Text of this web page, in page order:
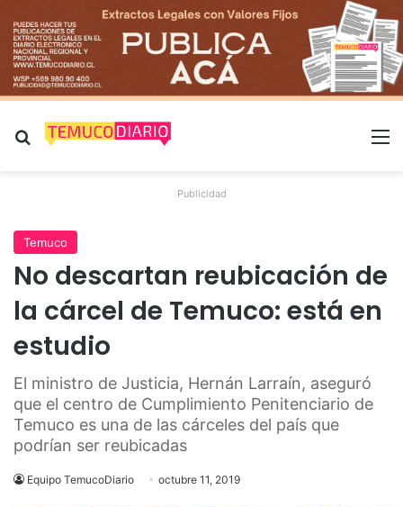
Buscar por
Publicidad
Temuco
No descartan reubicación de
la cárcel de Temuco: está en
estudio
El ministro de Justicia, Hernán Larraín, aseguró
que el centro de Cumplimiento Penitenciario de
Temuco es una de las cárceles del país que
podrían ser reubicadas
Equipo TemucoDiario octubre 11, 2019